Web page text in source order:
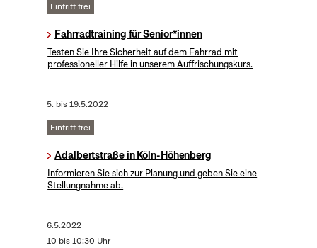
Eintritt frei
Fahrradtraining für Senior*innen
Testen Sie Ihre Sicherheit auf dem Fahrrad mit
professioneller Hilfe in unserem Auffrischungskurs.
5. bis19.5.2022
Eintritt frei
Adalbertstraße in Köln-Höhenberg
Informieren Sie sich zur Planung und geben Sie eine
Stellungnahme ab.
6.5.2022
10 bis 10:30 Uhr